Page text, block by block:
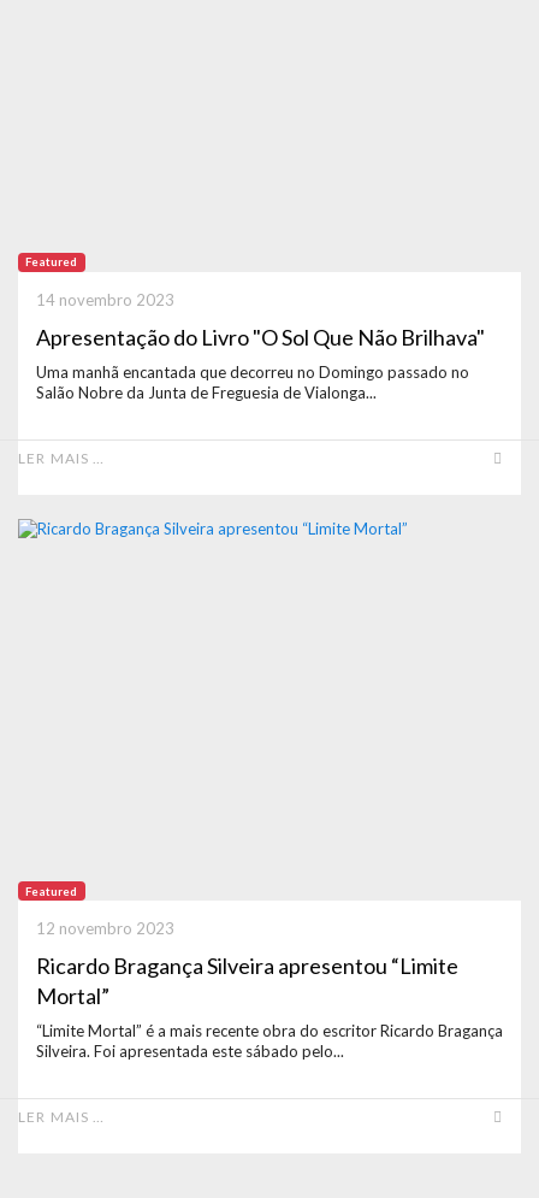
Featured
Apresentação do Livro "O Sol Que Não Brilhava"
14 novembro 2023
Uma manhã encantada que decorreu no Domingo passado no
Salão Nobre da Junta de Freguesia de Vialonga...
LER MAIS …
Featured
Ricardo Bragança Silveira apresentou “Limite
Mortal”
12 novembro 2023
“Limite Mortal” é a mais recente obra do escritor Ricardo Bragança
Silveira. Foi apresentada este sábado pelo...
LER MAIS …